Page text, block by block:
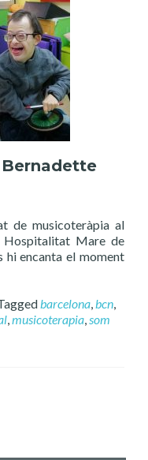
Bernadette
de musicoteràpia al
Hospitalitat Mare de
hi encanta el moment
barcelona,bcn,
,musicoterapia,som